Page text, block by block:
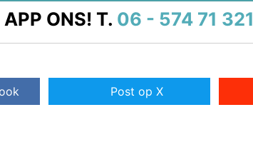
APP ONS! T. 06 - 574 71 321
Post op X